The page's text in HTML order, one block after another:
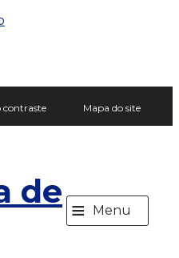
contraste Mapa do site
de ≡ Menu